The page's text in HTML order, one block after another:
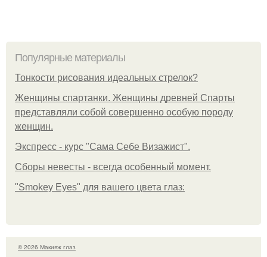
Популярные материалы
Тонкости рисования идеальных стрелок?
Женщины спартанки. Женщины древней Спарты
представляли собой совершенно особую породу
женщин.
Экспресс - курс "Сама Себе Визажист".
Сборы невесты - всегда особенный момент.
"Smokey Eyes" для вашего цвета глаз:
© 2026 Макияж глаз